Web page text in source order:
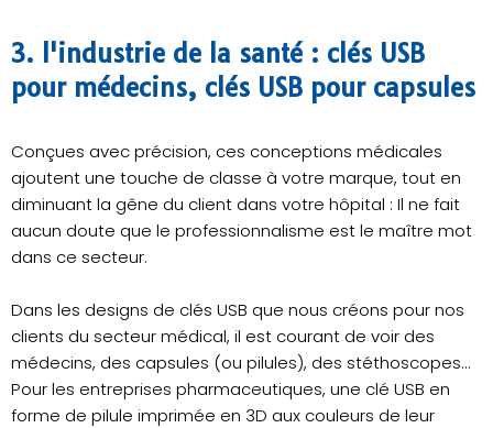
3. l'industrie de la santé : clés USB
pour médecins, clés USB pour capsules
Conçues avec précision, ces conceptions médicales
ajoutent une touche de classe à votre marque, tout en
diminuant la gêne du client dans votre hôpital : Il ne fait
aucun doute que le professionnalisme est le maître mot
dans ce secteur.
Dans les designs de clés USB que nous créons pour nos
clients du secteur médical, il est courant de voir des
médecins, des capsules (ou pilules), des stéthoscopes...
Pour les entreprises pharmaceutiques, une clé USB en
forme de pilule imprimée en 3D aux couleurs de leur